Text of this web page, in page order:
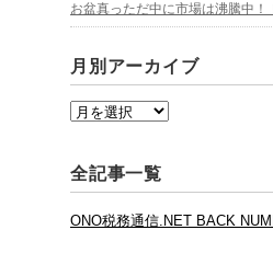
お盆真っただ中に市場は沸騰中！
月別アーカイブ
全記事一覧
ONO税務通信.NET BACK